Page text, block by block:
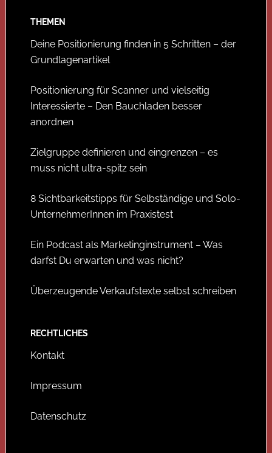
THEMEN
Deine Positionierung finden in 5 Schritten – der
Grundlagenartikel
Positionierung für Scanner und vielseitig
Interessierte – Den Bauchladen besser
anordnen
Zielgruppe definieren und eingrenzen – es
muss nicht ultra-spitz sein
8 Sichtbarkeitstipps für Selbständige und Solo-
UnternehmerInnen im Praxistest
Ein Podcast als Marketinginstrument – Was
darfst Du erwarten und was nicht?
Überzeugende Verkaufstexte selbst schreiben
RECHTLICHES
Kontakt
Impressum
Datenschutz